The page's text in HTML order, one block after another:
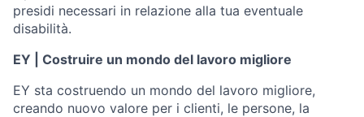
presidi necessari in relazione alla tua eventuale
disabilità.
EY | Costruire un mondo del lavoro migliore
EY sta costruendo un mondo del lavoro migliore,
creando nuovo valore per i clienti, le persone, la